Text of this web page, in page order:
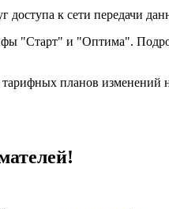
доступа к сети передачи
"Старт" и "Оптима".
планов изменений